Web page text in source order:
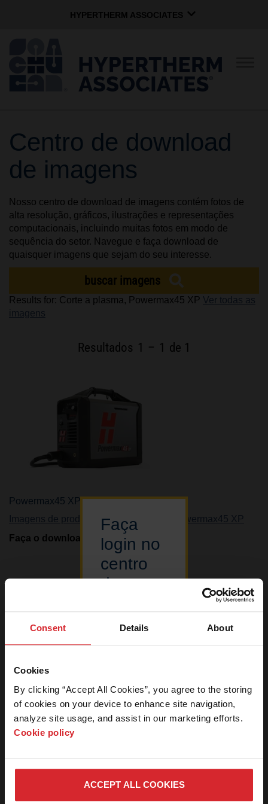
Consent Details About
Cookies
By clicking “Accept All Cookies”, you agree to the storing
of cookies on your device to enhance site navigation,
analyze site usage, and assist in our marketing efforts.
Cookie policy
ACCEPT ALL COOKIES
HYPERTHERM ASSOCIATES
Plasma Hypertherm
Jato de água OMAX
EMPRESA
CULTURA
COMUNIDADE
MARCAS
CARREIRAS
Centro de download
de imagens
Nosso centro de download de imagens contém fotos de
alta resolução, gráficos, ilustrações e representações
computacionais, incluindo muitas fotos em modo de
sequência do setor. Navegue e faça download de
quaisquer imagens que sejam do seu interesse.
buscar imagens
Results for: Corte a plasma, Powermax45 XP Ver todas as
imagens
Resultados 1 – 1 de 1
Powermax45 XP
Imagens de produtos
,Corte a plasma
Powermax45 XP
Faça o download agora
kb
Sala de notícias
Comunicados à imprensa
Kits de mídia
Perguntas da imprensa
Faça
login no
centro
de
é restrita a
membros da
imprensa de
imprensa e
precisar de
uma senha,